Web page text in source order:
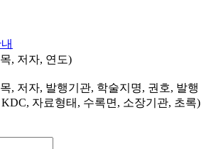
, 저자, 연도)
, 저자, 발행기관, 학술지명, 권호, 발행
자료형태, 수록면, 소장기관, 초록)